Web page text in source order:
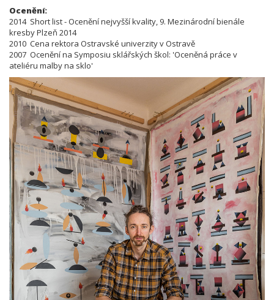
Ocenění:
2014 Short list - Ocenění nejvyšší kvality, 9. Mezinárodní bienále
kresby Plzeň 2014
2010 Cena rektora Ostravské univerzity v Ostravě
2007 Ocenění na Symposiu sklářských škol: 'Oceněná práce v
ateliéru malby na sklo'